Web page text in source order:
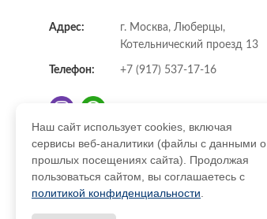
Адрес:
г. Москва, Люберцы,
Котельнический проезд 13
Телефон: +7 (917) 537-17-16
E-mail: info@DrozdPcp.ru
Наш сайт использует cookies, включая
сервисы веб-аналитики (файлы с данными о
прошлых посещениях сайта). Продолжая
пользоваться сайтом, вы соглашаетесь с
политикой конфиденциальности